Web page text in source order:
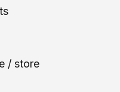
/ store